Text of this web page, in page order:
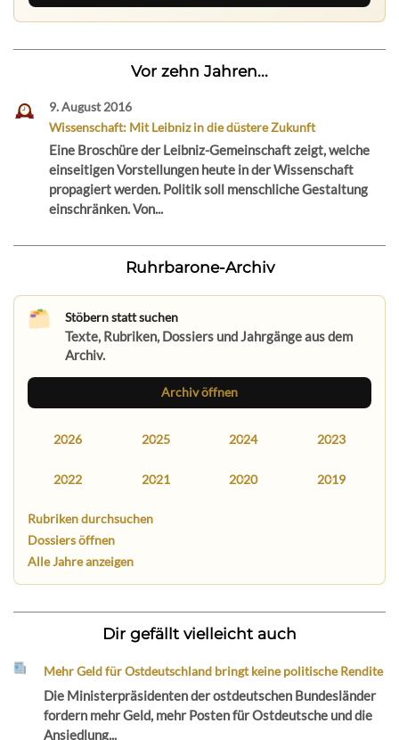
Vor zehn Jahren...
9. August 2016
Wissenschaft: Mit Leibniz in die düstere Zukunft
Eine Broschüre der Leibniz-Gemeinschaft zeigt, welche
einseitigen Vorstellungen heute in der Wissenschaft
propagiert werden. Politik soll menschliche Gestaltung
einschränken. Von...
Ruhrbarone-Archiv
Stöbern statt suchen
Texte, Rubriken, Dossiers und Jahrgänge aus dem
Archiv.
Archiv öffnen
2026 2025 2024 2023
2022 2021 2020 2019
Rubriken durchsuchen
Dossiers öffnen
Alle Jahre anzeigen
Dir gefällt vielleicht auch
Mehr Geld für Ostdeutschland bringt keine politische Rendite
Die Ministerpräsidenten der ostdeutschen Bundesländer
fordern mehr Geld, mehr Posten für Ostdeutsche und die
Ansiedlung...